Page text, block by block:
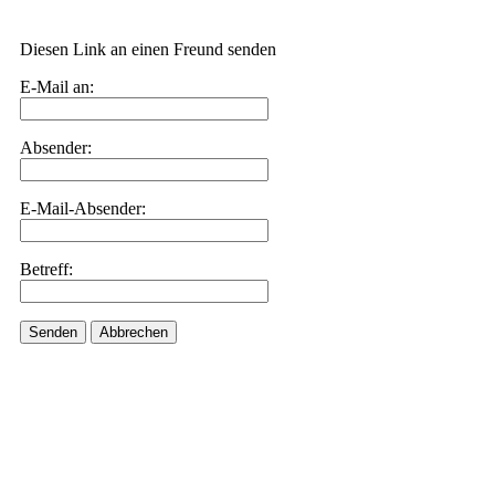
Diesen Link an einen Freund senden
E-Mail an:
Absender:
E-Mail-Absender:
Betreff:
Senden Abbrechen